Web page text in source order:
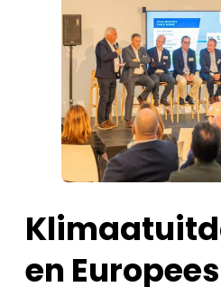
en